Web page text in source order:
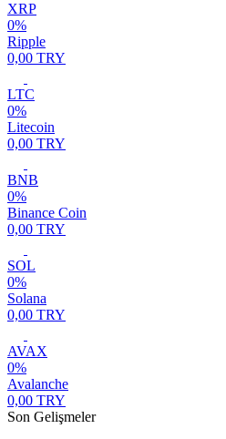
XRP
0%
Ripple
0,00 TRY
LTC
0%
Litecoin
0,00 TRY
BNB
0%
Binance Coin
0,00 TRY
SOL
0%
Solana
0,00 TRY
AVAX
0%
Avalanche
0,00 TRY
Son Gelişmeler